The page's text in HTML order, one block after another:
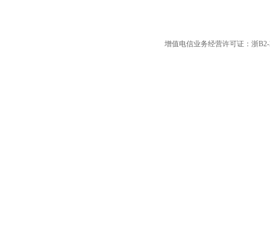
增值电信业务经营许可证：浙